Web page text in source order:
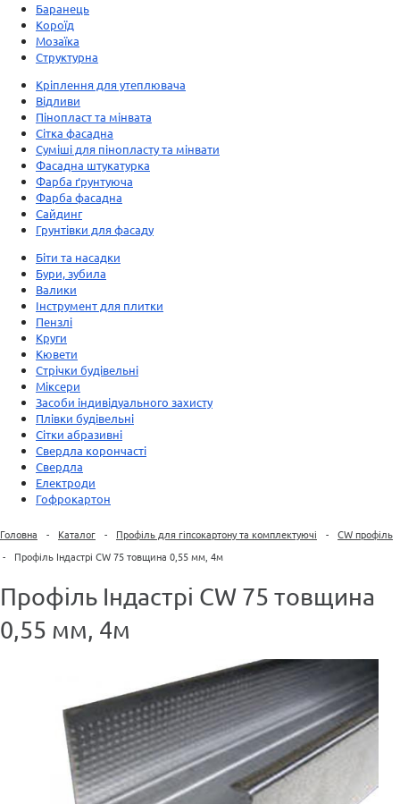
Баранець
Короїд
Мозаїка
Структурна
Кріплення для утеплювача
Відливи
Пінопласт та мінвата
Сітка фасадна
Суміші для пінопласту та мінвати
Фасадна штукатурка
Фарба ґрунтуюча
Фарба фасадна
Сайдинг
Грунтівки для фасаду
Біти та насадки
Бури, зубила
Валики
Інструмент для плитки
Пензлі
Круги
Кювети
Стрічки будівельні
Міксери
Засоби індивідуального захисту
Плівки будівельні
Сітки абразивні
Свердла корончасті
Свердла
Електроди
Гофрокартон
Головна - Каталог - Профіль для гіпсокартону та комплектуючі -
CW профіль
-
Профіль Індастрі CW 75 товщина 0,55 мм, 4м
Профіль Індастрі CW 75 товщина
0,55 мм, 4м